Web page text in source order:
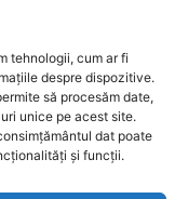
tehnologii, cum ar fi
despre dispozitive.
să procesăm date,
unice pe acest site.
dat poate
și funcții.